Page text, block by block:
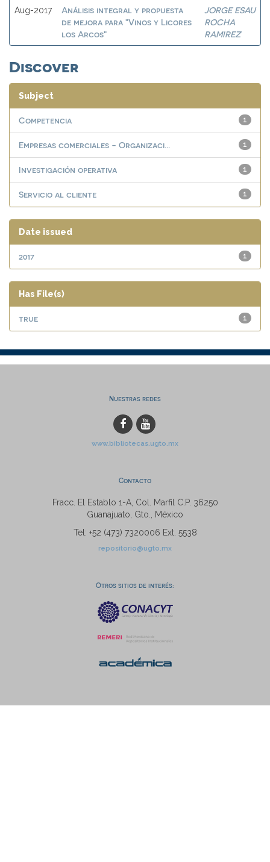
Aug-2017
Análisis integral y propuesta
de mejora para "Vinos y Licores
los Arcos"
JORGE ESAU
ROCHA
RAMIREZ
Discover
Subject
1
Competencia
1
Empresas comerciales - Organizaci...
1
Investigación operativa
1
Servicio al cliente
Date issued
1
2017
Has File(s)
1
true
Nuestras redes
www.bibliotecas.ugto.mx
Contacto
Fracc. El Establo 1-A, Col. Marfil C.P. 36250
Guanajuato, Gto., México
Tel: +52 (473) 7320006 Ext. 5538
repositorio@ugto.mx
Otros sitios de interés: